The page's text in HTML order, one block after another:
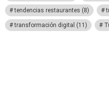
tendencias restaurantes (8)
transformación digital (11)